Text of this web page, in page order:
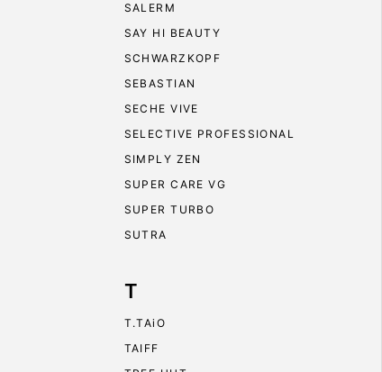
SALERM
SAY HI BEAUTY
SCHWARZKOPF
SEBASTIAN
SECHE VIVE
SELECTIVE PROFESSIONAL
SIMPLY ZEN
SUPER CARE VG
SUPER TURBO
SUTRA
T
T.TAiO
TAIFF